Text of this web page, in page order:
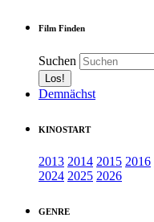
Film Finden
Suchen
Demnächst
KINOSTART
2013 2014 2015 2016
2024 2025 2026
GENRE